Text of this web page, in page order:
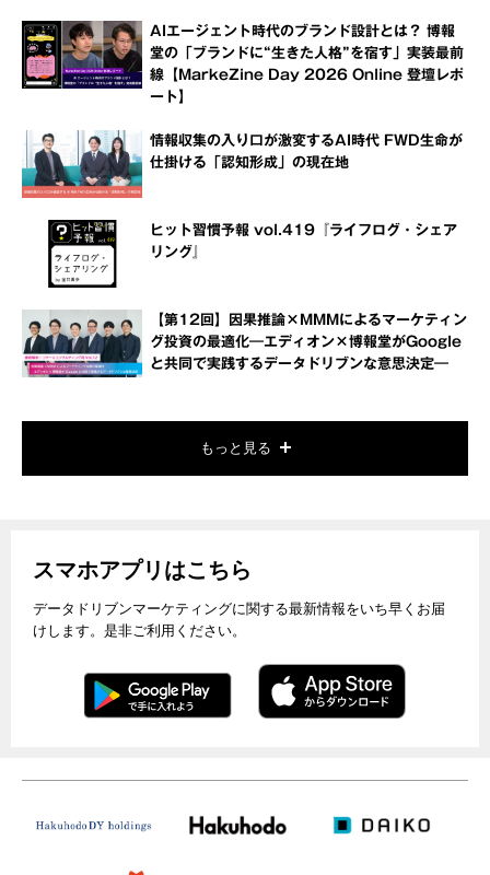
AIエージェント時代のブランド設計とは？ 博報
堂の「ブランドに“生きた人格”を宿す」実装最前
線【MarkeZine Day 2026 Online 登壇レポ
ート】
情報収集の入り口が激変するAI時代 FWD生命が
仕掛ける「認知形成」の現在地
ヒット習慣予報 vol.419『ライフログ・シェア
リング』
【第12回】因果推論×MMMによるマーケティン
グ投資の最適化―エディオン×博報堂がGoogle
と共同で実践するデータドリブンな意思決定―
もっと見る
スマホアプリはこちら
データドリブンマーケティングに関する最新情報をいち早くお届
けします。是非ご利用ください。